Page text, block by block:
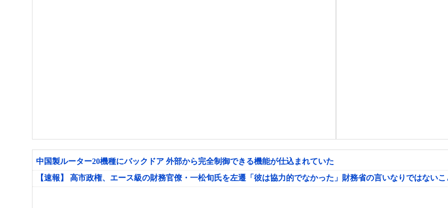
中国製ルーター20機種にバックドア 外部から完全制御できる機能が仕込まれていた
【速報】 高市政権、エース級の財務官僚・一松旬氏を左遷「彼は協力的でなかった」財務省の言いなりではない